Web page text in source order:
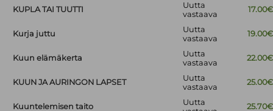
KUPLA TAI TUUTTI
Uutta
vastaava
17.00€
Kurja juttu
Uutta
vastaava
19.00€
Kuun elämäkerta
Uutta
vastaava
22.00€
KUUN JA AURINGON LAPSET
Uutta
vastaava
25.00€
Kuuntelemisen taito
Uutta
25.70€